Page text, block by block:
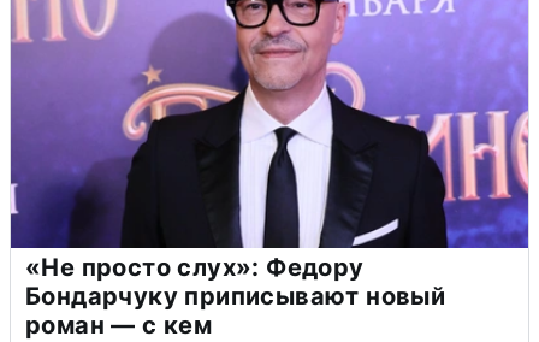
«Не просто слух»: Федору
Бондарчуку приписывают новый
роман — с кем